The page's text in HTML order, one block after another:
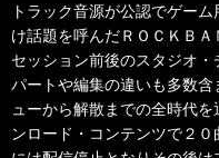
トラック音源が公認でゲー
け話題を呼んだＲＯＣＫＢ
セッション前後のスタジオ
パートや編集の違いも多数
ューから解散までの全時代
ンロード・コンテンツで２